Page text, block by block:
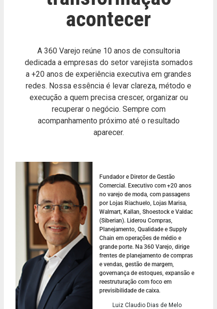
acontecer
A 360 Varejo reúne 10 anos de consultoria
dedicada a empresas do setor varejista somados
a +20 anos de experiência executiva em grandes
redes. Nossa essência é levar clareza, método e
execução a quem precisa crescer, organizar ou
recuperar o negócio. Sempre com
acompanhamento próximo até o resultado
aparecer.
Fundador e Diretor de Gestão
Comercial. Executivo com +20 anos
no varejo de moda, com passagens
por Lojas Riachuelo, Lojas Marisa,
Walmart, Kallan, Shoestock e Valdac
(Siberian). Liderou Compras,
Planejamento, Qualidade e Supply
Chain em operações de médio e
grande porte. Na 360 Varejo, dirige
frentes de planejamento de compras
e vendas, gestão de margem,
governança de estoques, expansão e
reestruturação com foco em
previsibilidade de caixa.
Luiz Claudio Dias de Melo